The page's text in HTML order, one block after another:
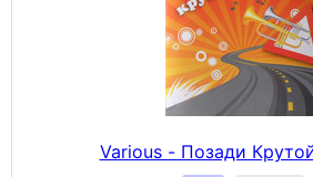
Various - Позади